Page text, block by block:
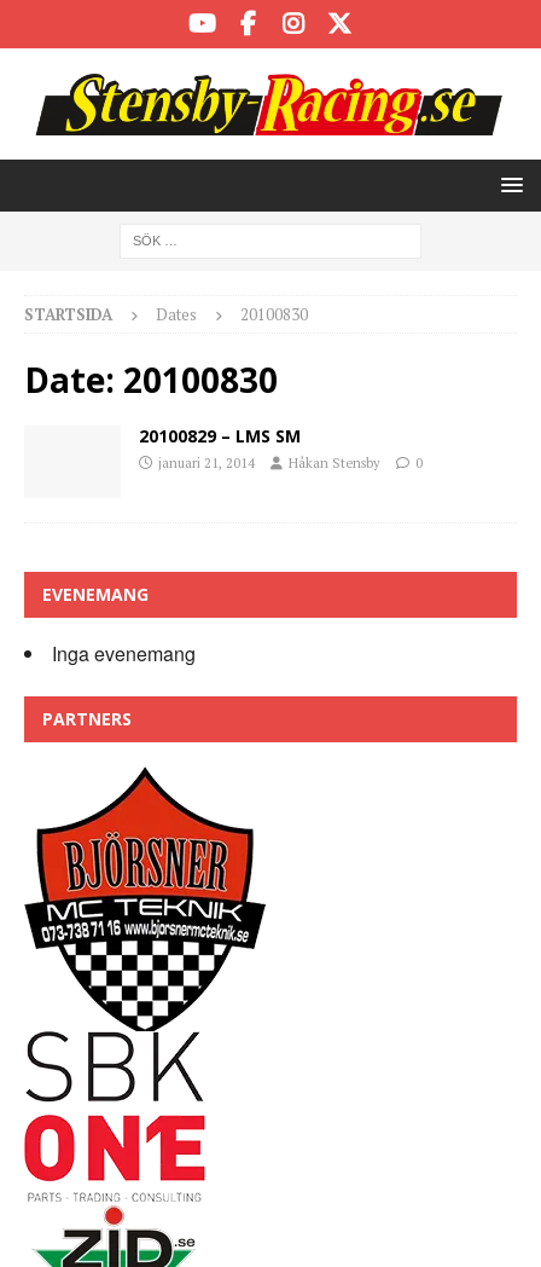
STARTSIDA Dates 20100830
Date: 20100830
20100829 – LMS SM
januari 21, 2014 Håkan Stensby 0
EVENEMANG
Inga evenemang
PARTNERS